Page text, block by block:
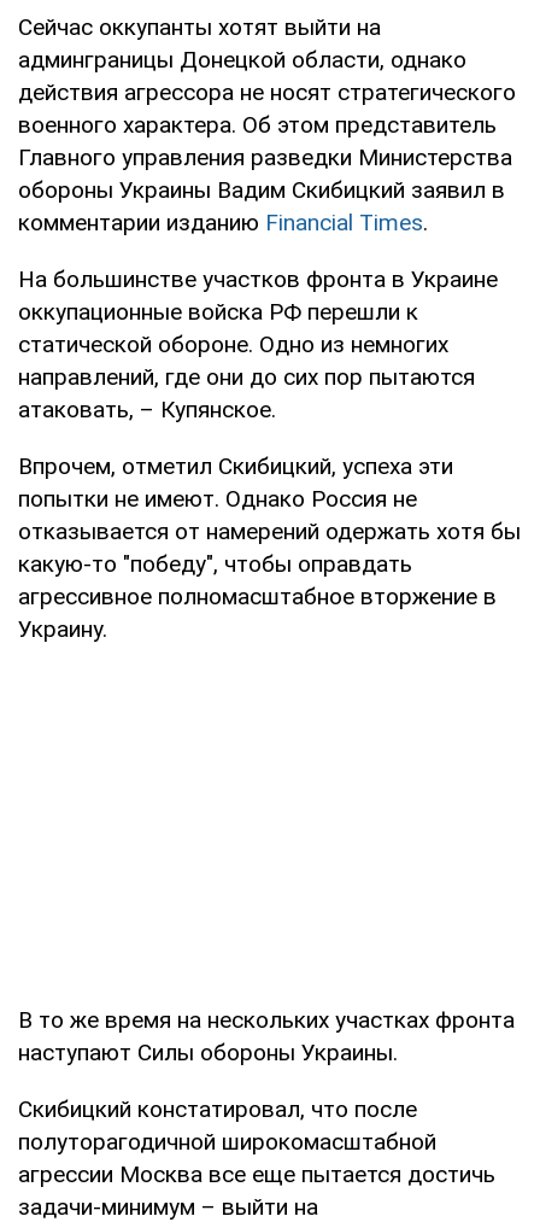
Сейчас оккупанты хотят выйти на
админграницы Донецкой области, однако
действия агрессора не носят стратегического
военного характера. Об этом представитель
Главного управления разведки Министерства
обороны Украины Вадим Скибицкий заявил в
комментарии изданию Financial Times.
На большинстве участков фронта в Украине
оккупационные войска РФ перешли к
статической обороне. Одно из немногих
направлений, где они до сих пор пытаются
атаковать, – Купянское.
Впрочем, отметил Скибицкий, успеха эти
попытки не имеют. Однако Россия не
отказывается от намерений одержать хотя бы
какую-то "победу", чтобы оправдать
агрессивное полномасштабное вторжение в
Украину.
В то же время на нескольких участках фронта
наступают Силы обороны Украины.
Скибицкий констатировал, что после
полуторагодичной широкомасштабной
агрессии Москва все еще пытается достичь
задачи-минимум – выйти на